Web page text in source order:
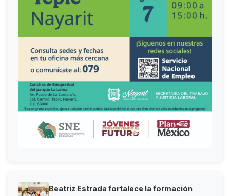
Beatriz Estrada fortalece la formación